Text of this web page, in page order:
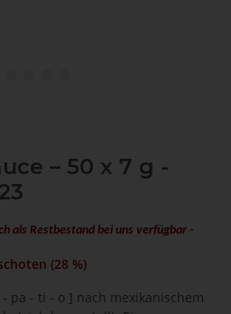
– 50 x 7 g -
als Restbestand bei uns verfügbar -
(28 %)
pa - ti - o ] nach mexikanischem